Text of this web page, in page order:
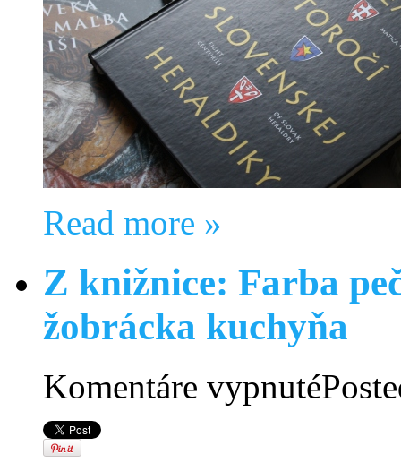
Read more »
Z knižnice: Farba
žobrácka kuchyňa
Komentáre vypnuténa
Z